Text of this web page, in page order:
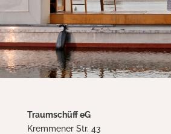
Traumschüff eG
Kremmener Str. 43